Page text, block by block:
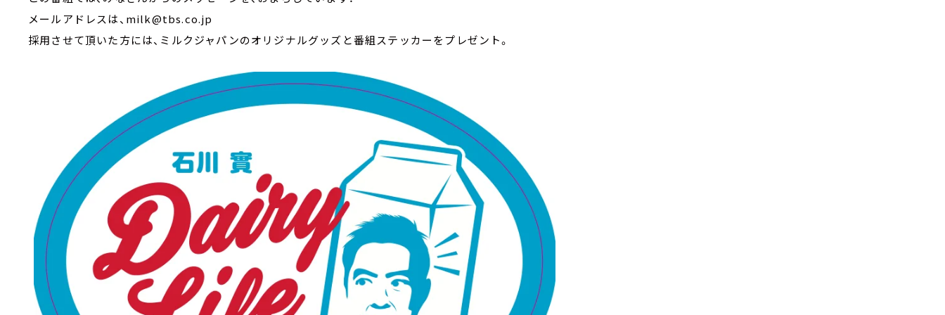
メールアドレスは、milk@tbs.co.jp
採用させて頂いた方には、ミルクジャパンのオリジナルグッズと番組ステッカーをプレゼント。